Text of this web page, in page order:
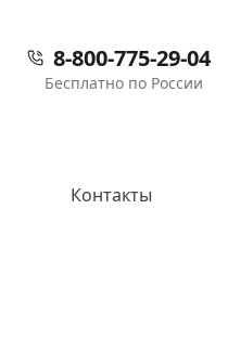
8-800-775-29-04
Бесплатно по России
Контакты